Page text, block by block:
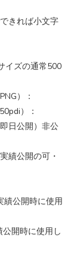
きれば小文字
イズの通常500
）：
）：
日公開）非公
績公開の可・
績公開時に使用
公開時に使用し